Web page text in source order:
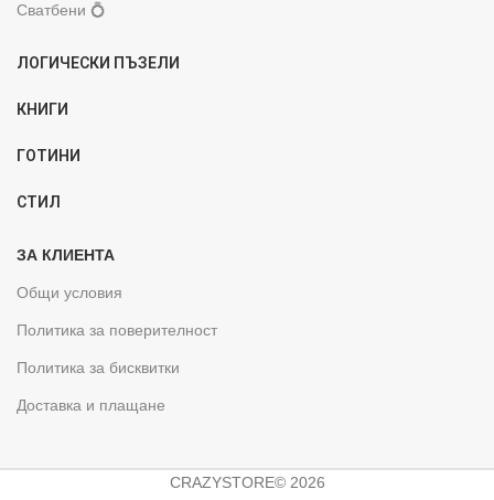
Сватбени 💍
ЛОГИЧЕСКИ ПЪЗЕЛИ
КНИГИ
ГОТИНИ
СТИЛ
ЗА КЛИЕНТА
Общи условия
Политика за поверителност
Политика за бисквитки
Доставка и плащане
CRAZYSTORE© 2026